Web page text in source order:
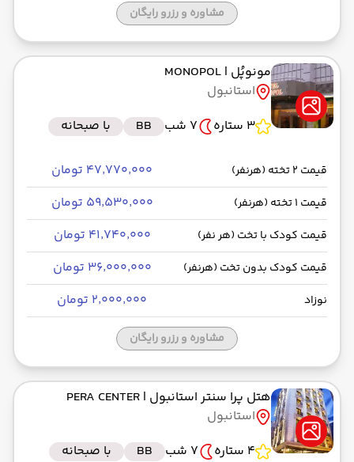
مشاوره و رزرو رایگان
مونوپُل | MONOPOL
استانبول
3 ستاره
7 شب BB با صبحانه
قیمت 2 تخته (هرنفر) ۴۷٬۷۷۰٬۰۰۰ تومان
قیمت 1 تخته (هرنفر) ۵۹٬۵۳۰٬۰۰۰ تومان
قیمت کودک با تخت (هر نفر) ۴۱٬۷۴۰٬۰۰۰ تومان
قیمت کودک بدون تخت (هرنفر) ۳۶٬۰۰۰٬۰۰۰ تومان
نوزاد ۲٬۰۰۰٬۰۰۰ تومان
مشاوره و رزرو رایگان
هتل پرا سنتر استانبول | PERA CENTER
استانبول
4 ستاره
7 شب BB با صبحانه